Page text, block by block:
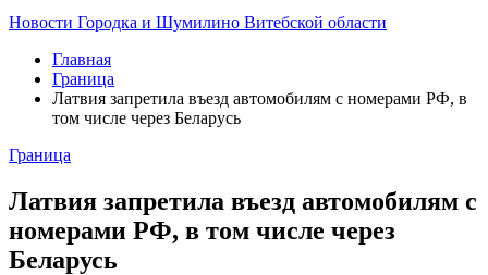
Новости Городка и Шумилино Витебской области
Главная
Граница
Латвия запретила въезд автомобилям с номерами РФ, в
том числе через Беларусь
Граница
Латвия запретила въезд автомобилям с
номерами РФ, в том числе через
Беларусь